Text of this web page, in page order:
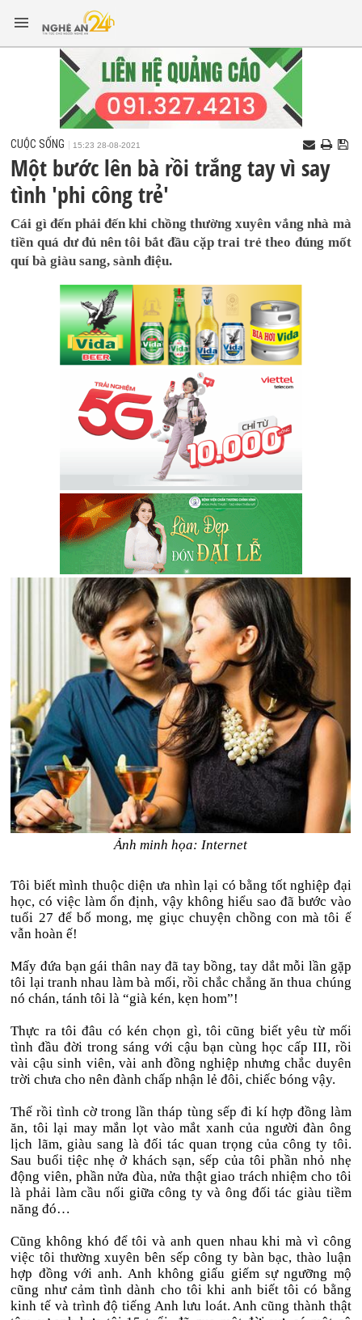
CUỘC SỐNG 15:23 28-08-2021
Một bước lên bà rồi trắng tay vì say
tình 'phi công trẻ'
Cái gì đến phải đến khi chồng thường xuyên vắng nhà mà
tiền quá dư đủ nên tôi bắt đầu cặp trai trẻ theo đúng mốt
quí bà giàu sang, sành điệu.
Ảnh minh họa: Internet
Tôi biết mình thuộc diện ưa nhìn lại có bằng tốt nghiệp đại
học, có việc làm ổn định, vậy không hiểu sao đã bước vào
tuổi 27 để bố mong, mẹ giục chuyện chồng con mà tôi ế
vẫn hoàn ế!
Mấy đứa bạn gái thân nay đã tay bồng, tay dắt mỗi lần gặp
tôi lại tranh nhau làm bà mối, rồi chắc chẳng ăn thua chúng
nó chán, tánh tôi là “già kén, kẹn hom”!
Thực ra tôi đâu có kén chọn gì, tôi cũng biết yêu từ mối
tình đầu đời trong sáng với cậu bạn cùng học cấp III, rồi
vài cậu sinh viên, vài anh đồng nghiệp nhưng chắc duyên
trời chưa cho nên đành chấp nhận lẻ đôi, chiếc bóng vậy.
Thế rồi tình cờ trong lần tháp tùng sếp đi kí hợp đồng làm
ăn, tôi lại may mắn lọt vào mắt xanh của người đàn ông
lịch lãm, giàu sang là đối tác quan trọng của công ty tôi.
Sau buổi tiệc nhẹ ở khách sạn, sếp của tôi phần nhỏ nhẹ
động viên, phần nửa đùa, nửa thật giao trách nhiệm cho tôi
là phải làm cầu nối giữa công ty và ông đối tác giàu tiềm
năng đó…
Cũng không khó để tôi và anh quen nhau khi mà vì công
việc tôi thường xuyên bên sếp công ty bàn bạc, thào luận
hợp đồng với anh. Anh không giấu giếm sự ngưỡng mộ
cũng như cảm tình dành cho tôi khi anh biết tôi có bằng
kinh tế và trình độ tiếng Anh lưu loát. Anh cũng thành thật